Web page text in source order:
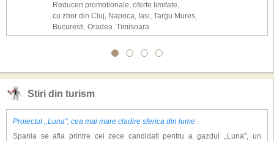
Reduceri promotionale, oferte limitate,
cu zbor din Cluj, Napoca, Iasi, Targu Mures,
Bucuresti, Oradea, Timisoara
Stiri din turism
Proiectul ,,Luna'', cea mai mare cladire sferica din lume
Spania se afla printre cei zece candidati pentru a gazdui ,,Luna'', un